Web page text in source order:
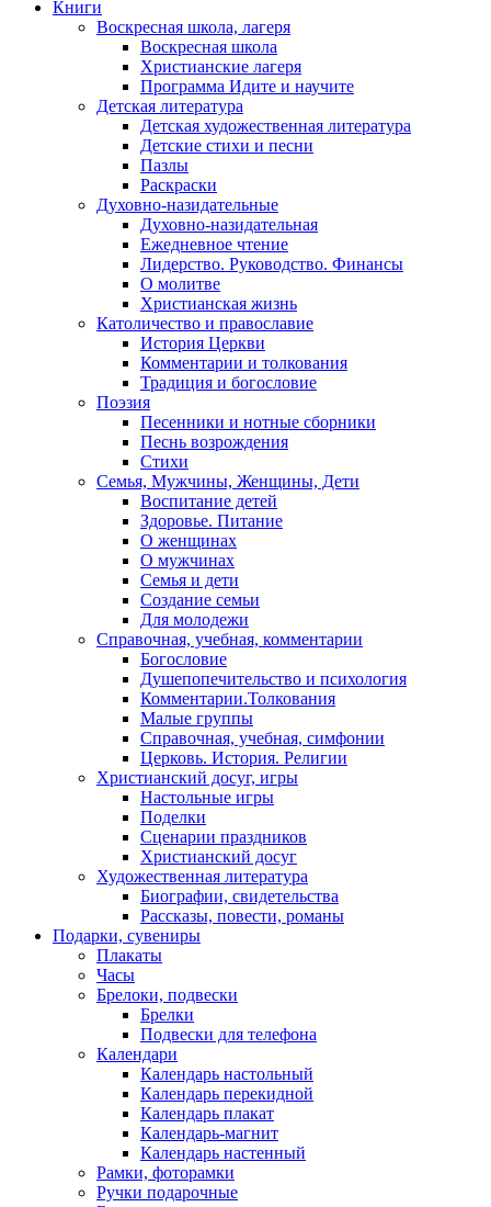
Книги
Воскресная школа, лагеря
Воскресная школа
Христианские лагеря
Программа Идите и научите
Детская литература
Детская художественная литература
Детские стихи и песни
Пазлы
Раскраски
Духовно-назидательные
Духовно-назидательная
Ежедневное чтение
Лидерство. Руководство. Финансы
О молитве
Христианская жизнь
Католичество и православие
История Церкви
Комментарии и толкования
Традиция и богословие
Поэзия
Песенники и нотные сборники
Песнь возрождения
Стихи
Семья, Мужчины, Женщины, Дети
Воспитание детей
Здоровье. Питание
О женщинах
О мужчинах
Семья и дети
Создание семьи
Для молодежи
Справочная, учебная, комментарии
Богословие
Душепопечительство и психология
Комментарии.Толкования
Малые группы
Справочная, учебная, симфонии
Церковь. История. Религии
Христианский досуг, игры
Настольные игры
Поделки
Сценарии праздников
Христианский досуг
Художественная литература
Биографии, свидетельства
Рассказы, повести, романы
Подарки, сувениры
Плакаты
Часы
Брелоки, подвески
Брелки
Подвески для телефона
Календари
Календарь настольный
Календарь перекидной
Календарь плакат
Календарь-магнит
Календарь настенный
Рамки, фоторамки
Ручки подарочные